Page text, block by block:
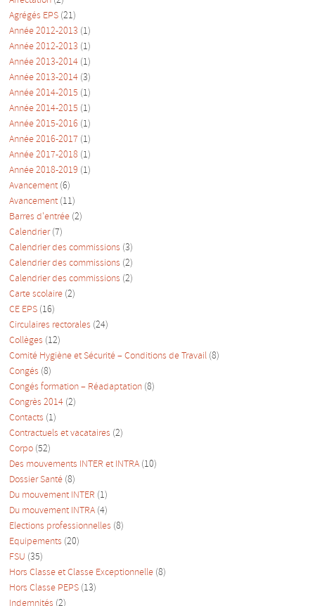
Agrégés EPS (21)
Année 2012-2013 (1)
Année 2012-2013 (1)
Année 2013-2014 (1)
Année 2013-2014 (3)
Année 2014-2015 (1)
Année 2014-2015 (1)
Année 2015-2016 (1)
Année 2016-2017 (1)
Année 2017-2018 (1)
Année 2018-2019 (1)
Avancement (6)
Avancement (11)
Barres d'entrée (2)
Calendrier(7)
Calendrier des commissions (3)
Calendrier des commissions (2)
Calendrier des commissions (2)
Carte scolaire (2)
CE EPS (16)
Circulaires rectorales (24)
Collèges (12)
Comité Hygiène et Sécurité – Conditions de Travail (8)
Congés (8)
Congés formation – Réadaptation (8)
Congrès 2014 (2)
Contacts (1)
Contractuels et vacataires (2)
Corpo (52)
Des mouvements INTER et INTRA (10)
Dossier Santé (8)
Du mouvement INTER (1)
Du mouvement INTRA (4)
Elections professionnelles (8)
Equipements (20)
FSU (35)
Hors Classe et Classe Exceptionnelle (8)
Hors Classe PEPS (13)